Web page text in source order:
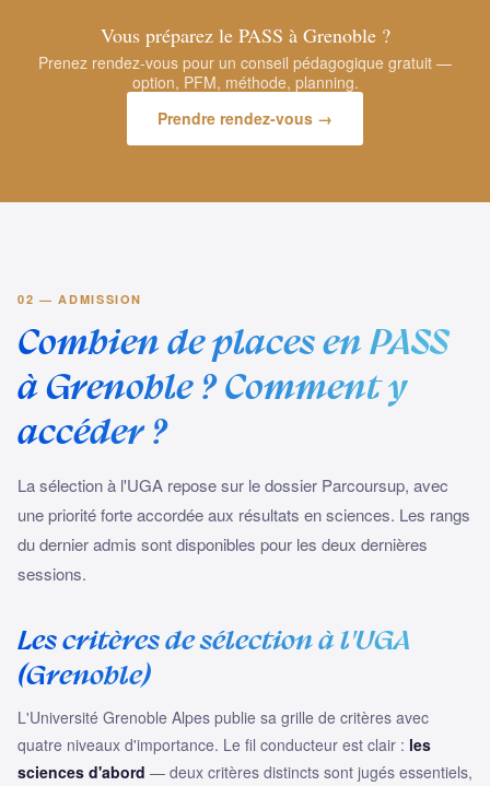
Vous préparez le PASS à Grenoble ?
Prenez rendez-vous pour un conseil pédagogique gratuit —
option, PFM, méthode, planning.
Prendre rendez-vous →
02 — ADMISSION
Combien de places en PASS
à Grenoble ? Comment y
accéder ?
La sélection à l'UGA repose sur le dossier Parcoursup, avec
une priorité forte accordée aux résultats en sciences. Les rangs
du dernier admis sont disponibles pour les deux dernières
sessions.
Les critères de sélection à l'UGA
(Grenoble)
L'Université Grenoble Alpes publie sa grille de critères avec
quatre niveaux d'importance. Le fil conducteur est clair : les
sciences d'abord — deux critères distincts sont jugés essentiels,